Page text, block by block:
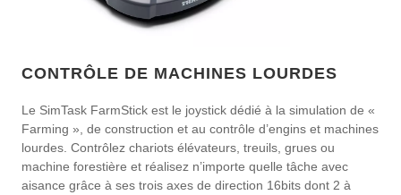
CONTRÔLE DE MACHINES LOURDES
Le SimTask FarmStick est le joystick dédié à la simulation de «
Farming », de construction et au contrôle d’engins et machines
lourdes. Contrôlez chariots élévateurs, treuils, grues ou
machine forestière et réalisez n’importe quelle tâche avec
aisance grâce à ses trois axes de direction 16bits dont 2 à